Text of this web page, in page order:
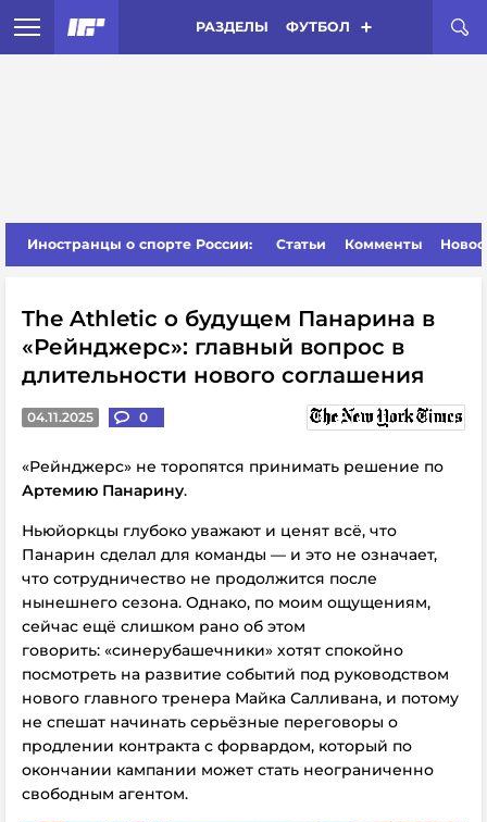
РАЗДЕЛЫ ФУТБОЛ
Иностранцы о спорте России: Статьи Комменты
The Athletic о будущем Панарина в
«Рейнджерс»: главный вопрос в
длительности нового соглашения
04.11.2025 0
«Рейнджерс» не торопятся принимать решение по
Артемию Панарину.
Ньюйоркцы глубоко уважают и ценят всё, что
Панарин сделал для команды — и это не означает,
что сотрудничество не продолжится после
нынешнего сезона. Однако, по моим ощущениям,
сейчас ещё слишком рано об этом
говорить: «синерубашечники» хотят спокойно
посмотреть на развитие событий под руководством
нового главного тренера Майка Салливана, и потому
не спешат начинать серьёзные переговоры о
продлении контракта с форвардом, который по
окончании кампании может стать неограниченно
свободным агентом.